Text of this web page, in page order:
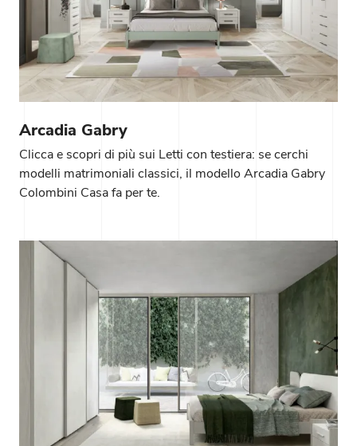
Arcadia Gabry
Clicca e scopri di più sui Letti con testiera: se cerchi
modelli matrimoniali classici, il modello Arcadia Gabry
Colombini Casa fa per te.